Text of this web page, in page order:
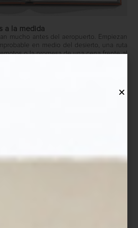
a la medida
mucho antes del aeropuerto. Empiezan
en medio del desierto, una ruta
o la promesa de una cena frente al